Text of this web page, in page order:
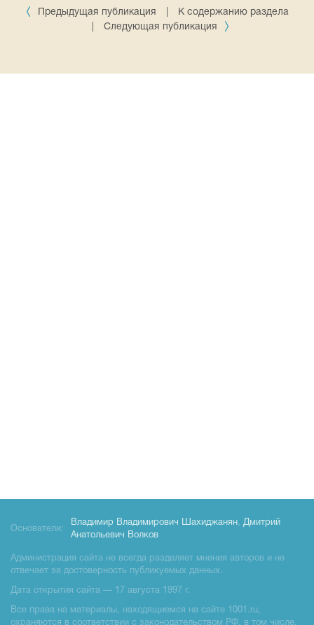
Предыдущая публикация
К содержанию раздела
Следующая публикация
Основатели:
Владимир Владимирович Шахиджанян, Дмитрий
Анатольевич Волков
Администрация сайта не всегда разделяет мнения авторов и не
отвечает за достоверность публикуемых данных.
Дата открытия сайта — 17 августа 1997 г.
Все права на материалы, находящиемся на сайте 1001.ru,
охраняются в соответствии с законодательством РФ, в том числе,